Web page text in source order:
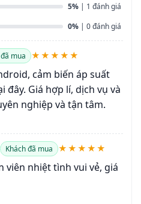
5% | 1 đánh giá
0% | 0 đánh giá
mua ★★★★★
cảm biến áp suất
đây. Giá hợp lí, dịch vụ và
nghiệp và tận tâm.
Khách đã mua ★★★★★
viên nhiệt tình vui vẻ, giá